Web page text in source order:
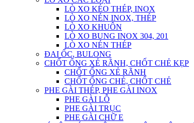
LÒ XO KÉO THÉP, INOX
LÒ XO NÉN INOX, THÉP
LÒ XO KHUÔN
LÒ XO BUNG INOX 304, 201
LÒ XO NÉN THÉP
ĐAI ỐC, BULONG
CHỐT ỐNG XẺ RÃNH, CHỐT CHẺ KẸP
CHỐT ỐNG XẺ RÃNH
CHỐT ỐNG CHẺ, CHỐT CHẺ
PHE GÀI THÉP, PHE GÀI INOX
PHE GÀI LỖ
PHE GÀI TRỤC
PHE GÀI CHỮ E